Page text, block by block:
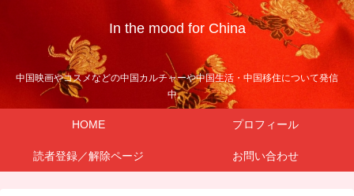
In the mood for China
中国映画やコスメなどの中国カルチャーや中国生活・中国移住について発信
中。
HOME プロフィール
読者登録／解除ページ お問い合わせ